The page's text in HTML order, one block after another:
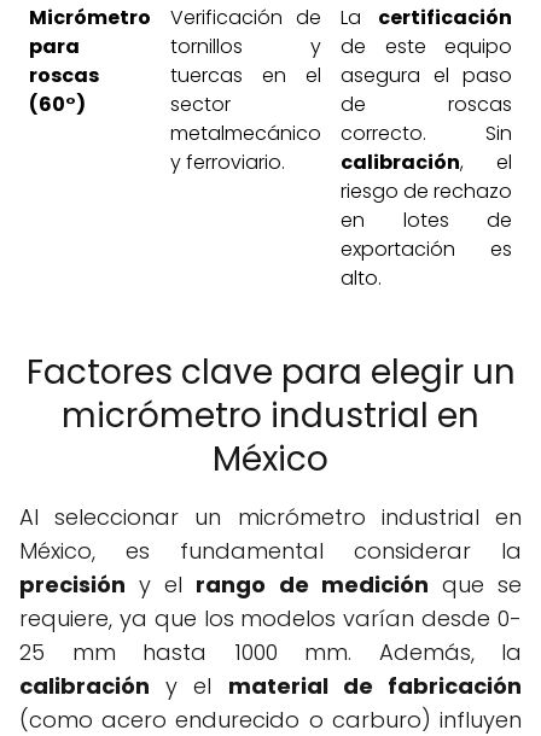
Micrómetro
para
roscas
(60°)
Verificación de
tornillos y
tuercas en el
sector
metalmecánico
y ferroviario.
La certificación
de este equipo
asegura el paso
de roscas
correcto. Sin
calibración, el
riesgo de rechazo
en lotes de
exportación es
alto.
Factores clave para elegir un
micrómetro industrial en
México
Al seleccionar un micrómetro industrial en
México, es fundamental considerar la
precisión y el rango de medición que se
requiere, ya que los modelos varían desde 0-
25 mm hasta 1000 mm. Además, la
calibración y el material de fabricación
(como acero endurecido o carburo) influyen